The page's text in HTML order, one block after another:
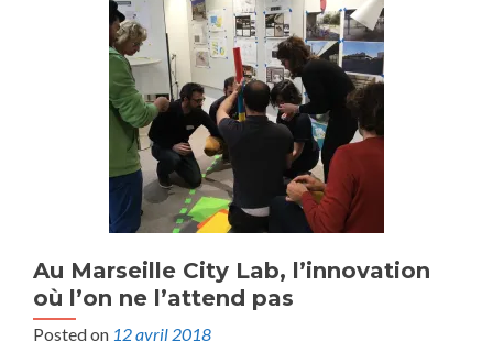
Au Marseille City Lab, l’innovation
où l’on ne l’attend pas
Posted on 12 avril 2018